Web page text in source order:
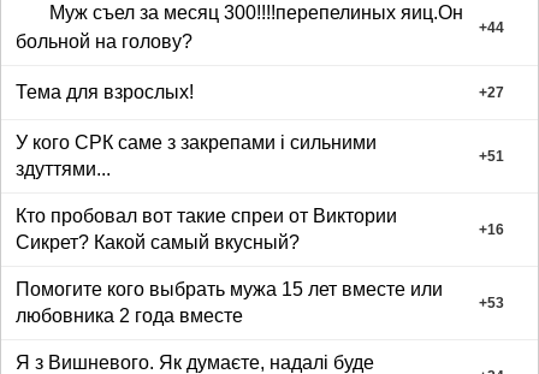
Муж съел за месяц 300!!!!перепелиных яиц.Он
больной на голову?
+44
Тема для взрослых! +27
У кого СРК саме з закрепами і сильними
здуттями...
+51
Кто пробовал вот такие спреи от Виктории
Сикрет? Какой самый вкусный?
+16
Помогите кого выбрать мужа 15 лет вместе или
любовника 2 года вместе
+53
Я з Вишневого. Як думаєте, надалі буде